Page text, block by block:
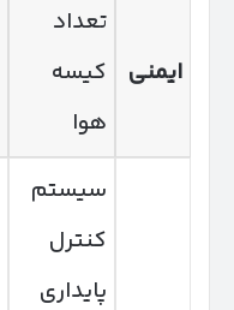
ایمنی
تعداد
کیسه
هوا
سیستم
کنترل
پایداری